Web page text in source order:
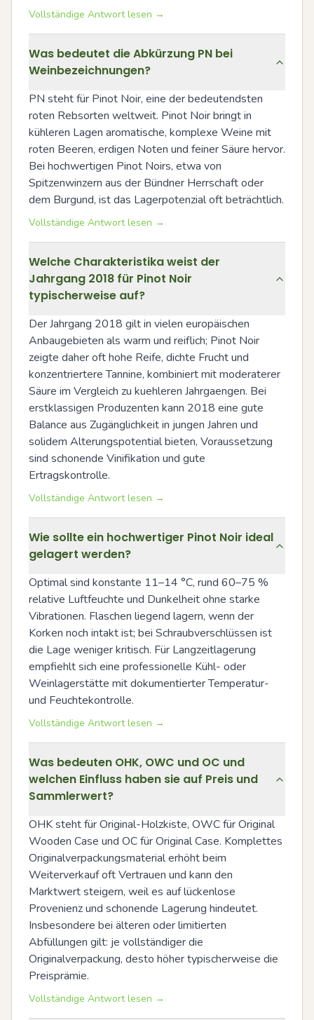
Vollständige Antwort lesen →
Was bedeutet die Abkürzung PN bei
Weinbezeichnungen?
PN steht für Pinot Noir, eine der bedeutendsten
roten Rebsorten weltweit. Pinot Noir bringt in
kühleren Lagen aromatische, komplexe Weine mit
roten Beeren, erdigen Noten und feiner Säure hervor.
Bei hochwertigen Pinot Noirs, etwa von
Spitzenwinzern aus der Bündner Herrschaft oder
dem Burgund, ist das Lagerpotenzial oft beträchtlich.
Vollständige Antwort lesen →
Welche Charakteristika weist der
Jahrgang 2018 für Pinot Noir
typischerweise auf?
Der Jahrgang 2018 gilt in vielen europäischen
Anbaugebieten als warm und reiflich; Pinot Noir
zeigte daher oft hohe Reife, dichte Frucht und
konzentriertere Tannine, kombiniert mit moderaterer
Säure im Vergleich zu kuehleren Jahrgaengen. Bei
erstklassigen Produzenten kann 2018 eine gute
Balance aus Zugänglichkeit in jungen Jahren und
solidem Alterungspotential bieten, Voraussetzung
sind schonende Vinifikation und gute
Ertragskontrolle.
Vollständige Antwort lesen →
Wie sollte ein hochwertiger Pinot Noir ideal
gelagert werden?
Optimal sind konstante 11–14 °C, rund 60–75 %
relative Luftfeuchte und Dunkelheit ohne starke
Vibrationen. Flaschen liegend lagern, wenn der
Korken noch intakt ist; bei Schraubverschlüssen ist
die Lage weniger kritisch. Für Langzeitlagerung
empfiehlt sich eine professionelle Kühl- oder
Weinlagerstätte mit dokumentierter Temperatur-
und Feuchtekontrolle.
Vollständige Antwort lesen →
Was bedeuten OHK, OWC und OC und
welchen Einfluss haben sie auf Preis und
Sammlerwert?
OHK steht für Original-Holzkiste, OWC für Original
Wooden Case und OC für Original Case. Komplettes
Originalverpackungsmaterial erhöht beim
Weiterverkauf oft Vertrauen und kann den
Marktwert steigern, weil es auf lückenlose
Provenienz und schonende Lagerung hindeutet.
Insbesondere bei älteren oder limitierten
Abfüllungen gilt: je vollständiger die
Originalverpackung, desto höher typischerweise die
Preisprämie.
Vollständige Antwort lesen →